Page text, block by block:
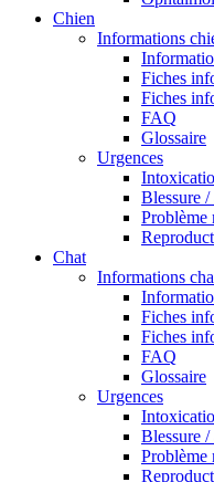
Chien
Informations
Fiches
Fiches
FAQ
Glossaire
Urgences
Blessure /
Problème
Chat
Informations
Fiches
Fiches
FAQ
Glossaire
Urgences
Blessure /
Problème